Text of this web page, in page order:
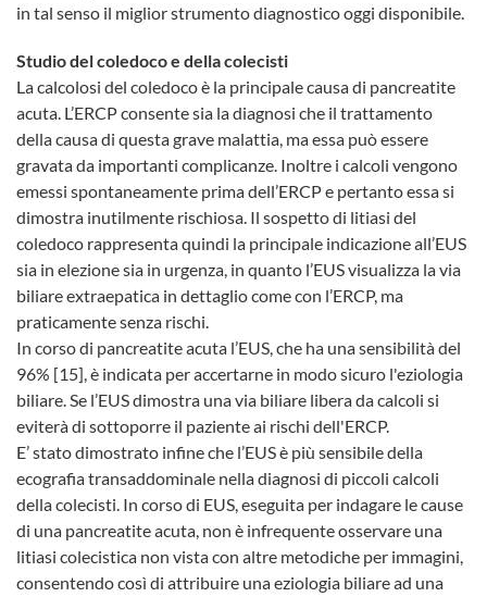
in tal senso il miglior strumento diagnostico oggi disponibile.
Studio del coledoco e della colecisti
La calcolosi del coledoco è la principale causa di pancreatite
acuta. L’ERCP consente sia la diagnosi che il trattamento
della causa di questa grave malattia, ma essa può essere
gravata da importanti complicanze. Inoltre i calcoli vengono
emessi spontaneamente prima dell’ERCP e pertanto essa si
dimostra inutilmente rischiosa. Il sospetto di litiasi del
coledoco rappresenta quindi la principale indicazione all’EUS
sia in elezione sia in urgenza, in quanto l’EUS visualizza la via
biliare extraepatica in dettaglio come con l’ERCP, ma
praticamente senza rischi.
In corso di pancreatite acuta l’EUS, che ha una sensibilità del
96% [15], è indicata per accertarne in modo sicuro l'eziologia
biliare. Se l’EUS dimostra una via biliare libera da calcoli si
eviterà di sottoporre il paziente ai rischi dell'ERCP.
E’ stato dimostrato infine che l’EUS è più sensibile della
ecografia transaddominale nella diagnosi di piccoli calcoli
della colecisti. In corso di EUS, eseguita per indagare le cause
di una pancreatite acuta, non è infrequente osservare una
litiasi colecistica non vista con altre metodiche per immagini,
consentendo così di attribuire una eziologia biliare ad una